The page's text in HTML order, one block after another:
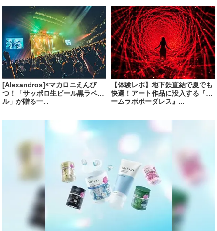
[Alexandros]×マカロニえんぴ
つ！「サッポロ生ビール黒ラベ
ル」が贈る一...
【体験レポ】地下鉄直結で夏でも
快適！アート作品に没入する『チ
ームラボボーダレス』...